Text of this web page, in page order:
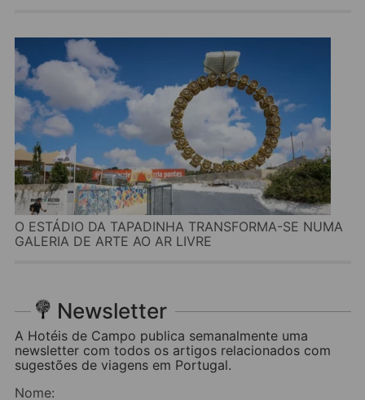
O ESTÁDIO DA TAPADINHA TRANSFORMA-SE NUMA
GALERIA DE ARTE AO AR LIVRE
Newsletter
A Hotéis de Campo publica semanalmente uma
newsletter com todos os artigos relacionados com
sugestões de viagens em Portugal.
Nome: